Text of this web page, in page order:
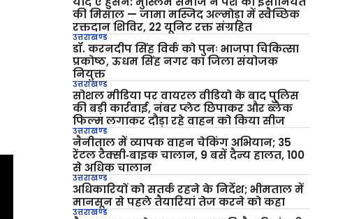
की मिसाल — जामा मस्जिद अल्मोड़ा में स्वैच्छिक
रक्तदान शिविर, 22 यूनिट रक्त संग्रहित
उत्तराखण्ड
डॉ. करनदीप सिंह विर्क को पुनः भाजपा चिकित्सा
प्रकोष्ठ, ऊधम सिंह नगर का जिला संयोजक
नियुक्त
उत्तराखण्ड
सोशल मीडिया पर वायरल वीडियो के बाद पुलिस
की बड़ी कार्रवाई, नंबर प्लेट छिपाकर और ब्लैक
फिल्म लगाकर दौड़ा रहे वाहन को किया सीज
उत्तराखण्ड
नैनीताल में व्यापक वाहन चेकिंग अभियान; 35
रेंटल टैक्सी‑बाइक चालान, 9 बसें दैन्य हालत, 100
से अधिक चालान
उत्तराखण्ड
अधिकारियों को सतर्क रहने के निर्देश; भीमताल में
मानसून से पहले तैयारियां तेज करने को कहा
उत्तराखण्ड